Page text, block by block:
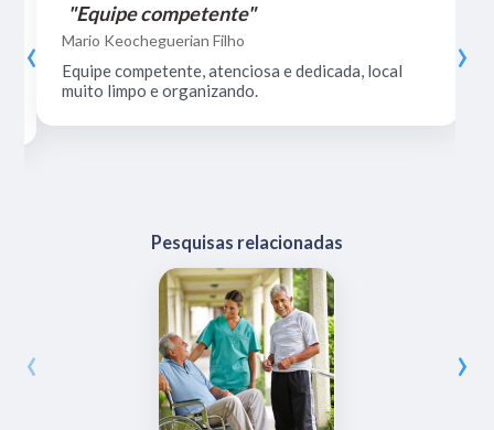
"Equipe competente"
Mario Keocheguerian Filho
Equipe competente, atenciosa e dedicada, local
muito limpo e organizando.
‹ ›
Pesquisas relacionadas
‹ ›